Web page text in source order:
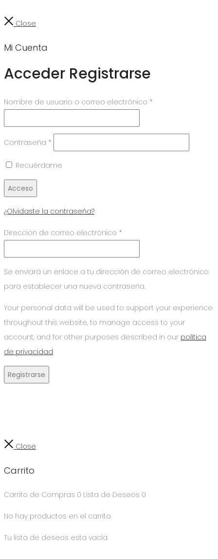
Close
Mi Cuenta
Acceder Registrarse
Nombre de usuario o correo electrónico *
Contraseña *
Recuérdame
Acceso
¿Olvidaste la contraseña?
Dirección de correo electrónico *
Se enviará un enlace a tu dirección de correo electrónico
para establecer una nueva contraseña.
Your personal data will be used to support your experience
throughout this website, to manage access to your
account, and for other purposes described in our política
de privacidad.
Registrarse
Close
Carrito
Carrito de Compras 0 Lista de Deseos 0
No hay productos en el carrito.
Tu lista de deseos esta vacía.